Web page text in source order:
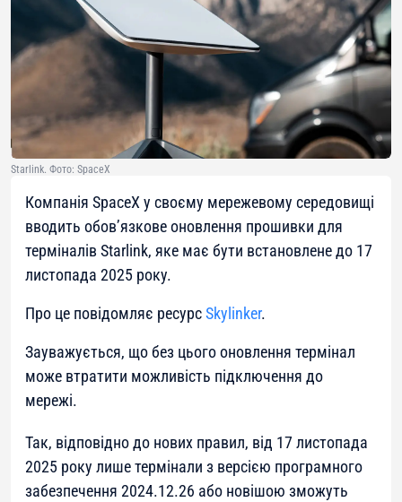
Starlink. Фото: SpaceX
Компанія SpaceX у своєму мережевому середовищі
вводить обов’язкове оновлення прошивки для
терміналів Starlink, яке має бути встановлене до 17
листопада 2025 року.
Про це повідомляє ресурсSkylinker.
Зауважується, що без цього оновлення термінал
може втратити можливість підключення до
мережі.
Так, відповідно до нових правил, від 17 листопада
2025 року лише термінали з версією програмного
забезпечення 2024.12.26 або новішою зможуть